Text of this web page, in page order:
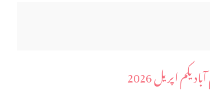
یکم اپریل 2026